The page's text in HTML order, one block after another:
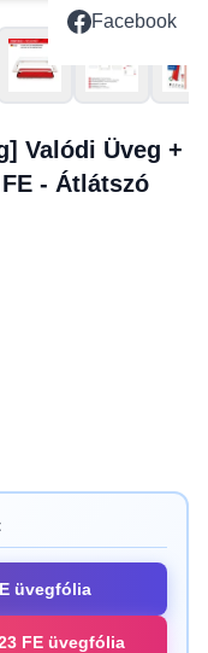
Facebook
Valódi Üveg +
- Átlátszó
üvegfólia
FE üvegfólia